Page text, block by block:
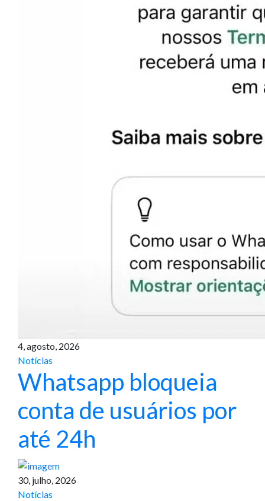
4, agosto, 2026
Notícias
Whatsapp bloqueia
conta de usuários por
até 24h
30, julho, 2026
Notícias